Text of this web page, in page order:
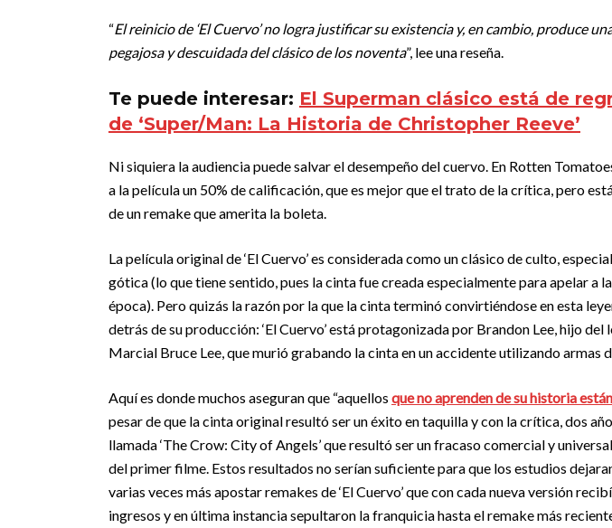
“El reinicio de ‘El Cuervo’ no logra justificar su existencia y, en cambio, produce
pegajosa y descuidada del clásico de los noventa”, lee una reseña.
Te puede interesar: El Superman clásico está de
de ‘Super/Man: La Historia de Christopher Reeve’
Ni siquiera la audiencia puede salvar el desempeño del cuervo. En Rotten
a la película un 50% de calificación, que es mejor que el trato de la crítica, pero
de un remake que amerita la boleta.
La película original de ‘El Cuervo’ es considerada como un clásico de culto,
gótica (lo que tiene sentido, pues la cinta fue creada especialmente para apelar a
época). Pero quizás la razón por la que la cinta terminó convirtiéndose en esta
detrás de su producción: ‘El Cuervo’ está protagonizada por Brandon Lee, hijo
Marcial Bruce Lee, que murió grabando la cinta en un accidente utilizando armas
Aquí es donde muchos aseguran que “aquellos que no aprenden de su historia
pesar de que la cinta original resultó ser un éxito en taquilla y con la crítica, dos
llamada ‘The Crow: City of Angels’ que resultó ser un fracaso comercial y
del primer filme. Estos resultados no serían suficiente para que los estudios
varias veces más apostar remakes de ‘El Cuervo’ que con cada nueva versión
ingresos y en última instancia sepultaron la franquicia hasta el remake más